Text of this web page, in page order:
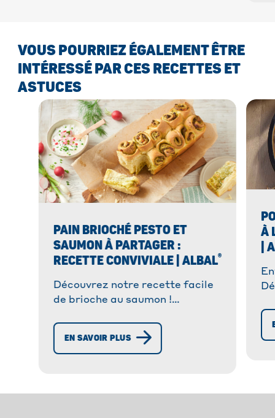
VOUS POURRIEZ ÉGALEMENT ÊTRE
INTÉRESSÉ PAR CES RECETTES ET
ASTUCES
PAIN BRIOCHÉ PESTO ET
SAUMON À PARTAGER :
RECETTE CONVIVIALE | ALBAL®
Découvrez notre recette facile
de brioche au saumon !
à congeler, elle saura épater vos
EN SAVOIR PLUS
À
|